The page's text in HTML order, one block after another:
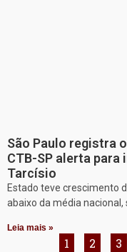
São Paulo registra
CTB-SP alerta
Tarcísio
Estado teve crescimento
abaixo da média
Leia mais »
1 2 3